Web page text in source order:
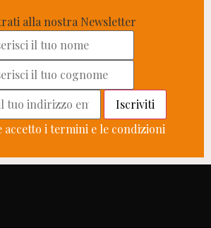
alla nostra Newsletter
accetto i termini e le condizioni